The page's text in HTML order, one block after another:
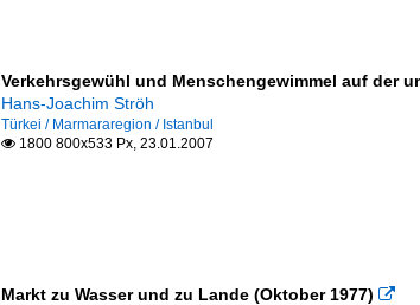
Verkehrsgewühl und Menschengewimmel auf der
Hans-Joachim Ströh
Türkei / Marmararegion / Istanbul
1800 800x533 Px, 23.01.2007
Markt zu Wasser und zu Lande (Oktober 1977) 